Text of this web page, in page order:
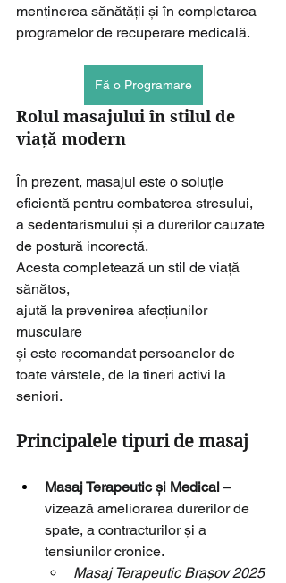
menținerea sănătății și în completarea
programelor de recuperare medicală.
Fă o Programare
Rolul masajului în stilul de
viață modern
În prezent, masajul este o soluție
eficientă pentru combaterea stresului,
a sedentarismului și a durerilor cauzate
de postură incorectă.
Acesta completează un stil de viață
sănătos,
ajută la prevenirea afecțiunilor
musculare
și este recomandat persoanelor de
toate vârstele, de la tineri activi la
seniori.
Principalele tipuri de masaj
Masaj Terapeutic și Medical –
vizează ameliorarea durerilor de
spate, a contracturilor și a
tensiunilor cronice.
Masaj Terapeutic Brașov 2025